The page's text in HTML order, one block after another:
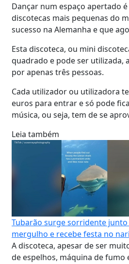
Dançar num espaço apertado
discotecas mais pequenas do
sucesso na Alemanha e que
Esta discoteca, ou mini
quadrado e pode ser utilizada,
por apenas três pessoas.
Cada utilizador ou utilizadora
euros para entrar e só pode
música, ou seja, tem de se
Leia também
Tubarão surge sorridente
mergulho e recebe festa no
A discoteca, apesar de ser
de espelhos, máquina de fumo